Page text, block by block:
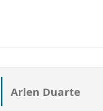
Arlen Duarte